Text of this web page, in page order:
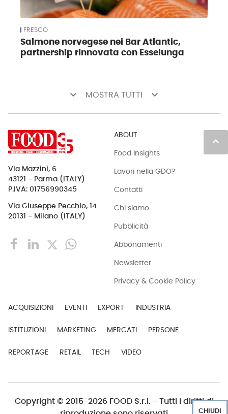
FRESCO
Salmone norvegese nei Bar Atlantic,
partnership rinnovata con Esselunga
keyboard_arrow_down MOSTRA TUTTI keyboard_arrow_down
keyboard_arrow_up
Via Mazzini, 6
43121 - Parma (ITALY)
P.IVA: 01756990345
Via Giuseppe Pecchio, 14
20131 - Milano (ITALY)
ABOUT
Food Insights
Lavori nella GDO?
Contatti
Chi siamo
Pubblicità
Abbonamenti
Newsletter
Privacy & Cookie Policy
ACQUISIZIONI EVENTI EXPORT INDUSTRIA
ISTITUZIONI MARKETING MERCATI PERSONE
REPORTAGE RETAIL TECH VIDEO
Copyright © 2015-2026 FOOD S.r.l. - Tutti i diritti di
CHIUDI